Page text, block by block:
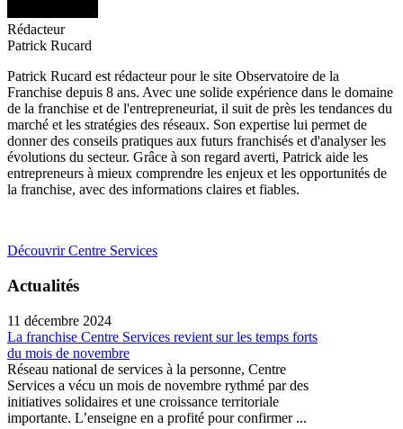
Rédacteur
Patrick Rucard
Patrick Rucard est rédacteur pour le site Observatoire de la
Franchise depuis 8 ans. Avec une solide expérience dans le domaine
de la franchise et de l'entrepreneuriat, il suit de près les tendances du
marché et les stratégies des réseaux. Son expertise lui permet de
donner des conseils pratiques aux futurs franchisés et d'analyser les
évolutions du secteur. Grâce à son regard averti, Patrick aide les
entrepreneurs à mieux comprendre les enjeux et les opportunités de
la franchise, avec des informations claires et fiables.
Découvrir Centre Services
Actualités
11 décembre 2024
La franchise Centre Services revient sur les temps forts
du mois de novembre
Réseau national de services à la personne, Centre
Services a vécu un mois de novembre rythmé par des
initiatives solidaires et une croissance territoriale
importante. L’enseigne en a profité pour confirmer ...